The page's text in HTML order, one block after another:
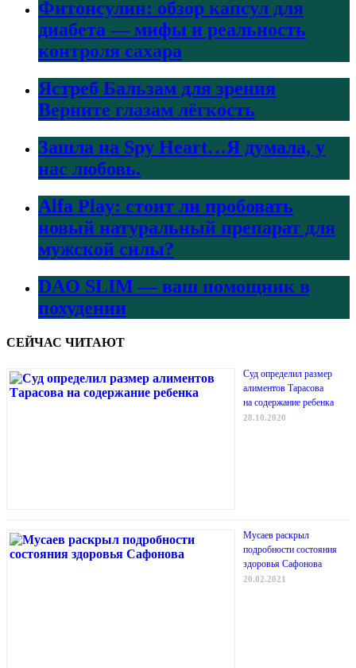
Фитонсулин: обзор капсул для
диабета — мифы и реальность
контроля сахара
Ястреб Бальзам для зрения
Верните глазам лёгкость
Зашла на Spy Heart…Я думала, у
нас любовь.
Alfa Play: стоит ли пробовать
новый натуральный препарат для
мужской силы?
DAO SLIM — ваш помощник в
похудении
СЕЙЧАС ЧИТАЮТ
Суд определил размер
алиментов Тарасова
на содержание ребенка
28.10.2020
Мусаев раскрыл
подробности состояния
здоровья Сафонова
20.02.2021